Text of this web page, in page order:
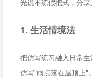
光说不练假把式，分
1. 生活情境法
把仿写练习融入日常
仿写"雨点落在屋顶上"